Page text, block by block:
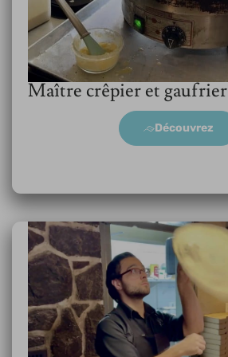
Maître crêpier et gaufrier
Découvrez